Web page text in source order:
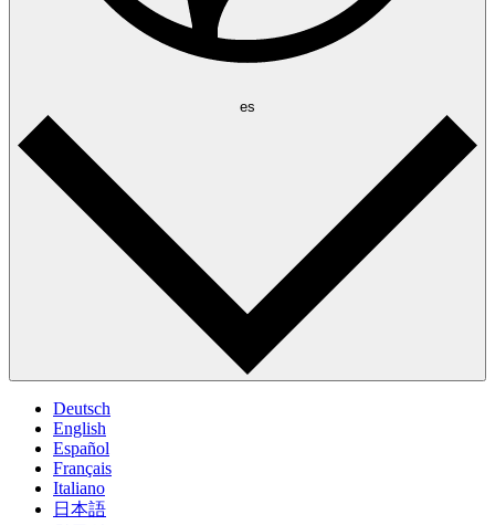
es
Deutsch
English
Español
Français
Italiano
日本語